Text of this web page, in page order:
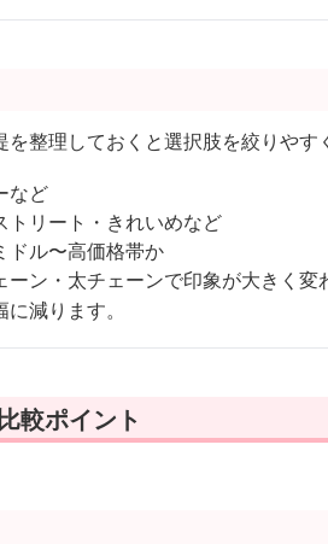
整理しておくと選択肢を絞りやす
など
トリート・きれいめなど
ドル〜高価格帯か
ーン・太チェーンで印象が大きく変
減ります。
較ポイント